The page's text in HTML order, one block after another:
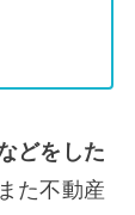
どをした
た不動産